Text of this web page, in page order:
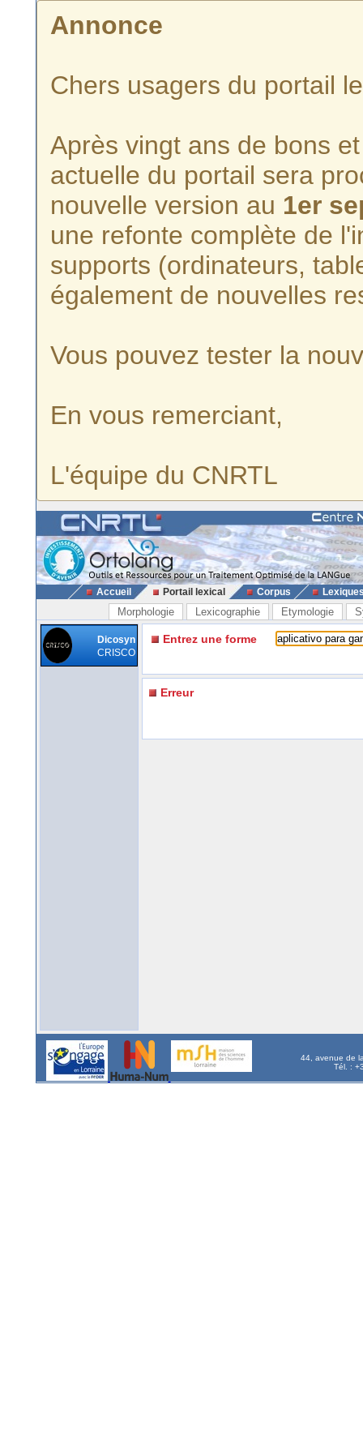
Annonce
Chers usagers du portail
Après vingt ans de bons
actuelle du portail sera
nouvelle version au 1er
une refonte complète de
supports (ordinateurs,
également de nouvelles
Vous pouvez tester la
En vous remerciant,
L'équipe du CNRTL
Accueil Portail lexical Corpus
Morphologie Lexicographie Etymologie
Dicosyn
CRISCO
Entrez une forme
Erreur
44, avenue de
Tél. :